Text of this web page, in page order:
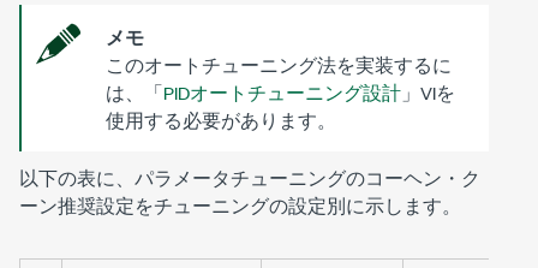
メモ
このオートチューニング法を実装するに
は、「PIDオートチューニング設計 」VIを
使用する必要があります。
以下の表に、パラメータチューニングのコーヘン・ク
ーン推奨設定をチューニングの設定別に示します。